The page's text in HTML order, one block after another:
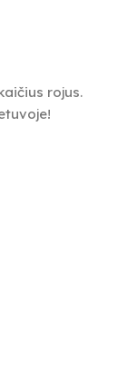
rojus.